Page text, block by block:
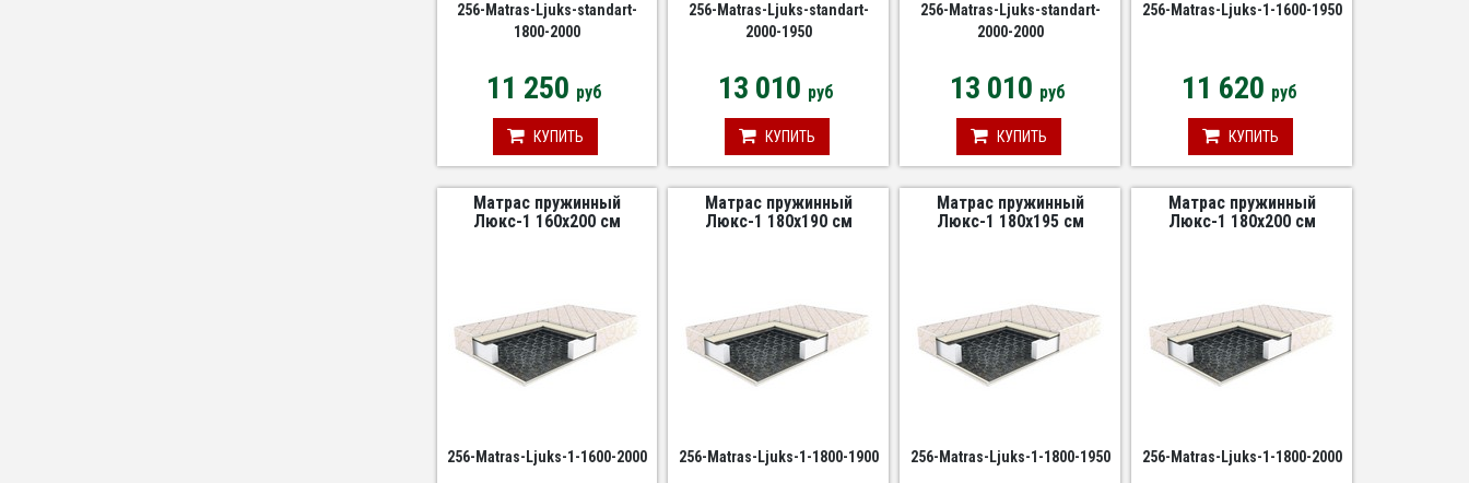
256-Matras-Ljuks-standart-
1800-2000
11 250 руб
КУПИТЬ
256-Matras-Ljuks-standart-
2000-1950
13 010 руб
КУПИТЬ
256-Matras-Ljuks-standart-
2000-2000
13 010 руб
КУПИТЬ
256-Matras-Ljuks-1-1600-1950
11 620 руб
КУПИТЬ
Матрас пружинный
Люкс-1 160х200 см
256-Matras-Ljuks-1-1600-2000
Матрас пружинный
Люкс-1 180х190 см
256-Matras-Ljuks-1-1800-1900
Матрас пружинный
Люкс-1 180х195 см
256-Matras-Ljuks-1-1800-1950
Матрас пружинный
Люкс-1 180х200 см
256-Matras-Ljuks-1-1800-2000